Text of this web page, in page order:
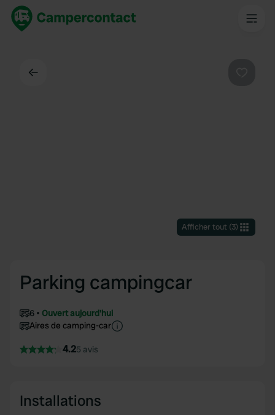
Afficher tout(3)
Parking campingcar
6
Ouvert aujourd'hui
Aires de camping-car
4.25 avis
Installations